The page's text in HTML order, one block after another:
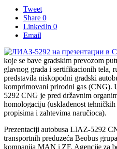
Tweet
Share 0
LinkedIn 0
Email
koje se bave gradskim prevozom
glavnog grada i sertifikacionih tela,
predstavila niskopodni gradski
komprimovani prirodni gas (CNG).
5292 CNG je pred državnim
homologaciju (usklađenost
propisima i zahtevima naručioca).
Prezentaciji autobusa LIAZ-5292
transportnih preduzeća Beobus
kompanija MAN i ZF, Agencije za